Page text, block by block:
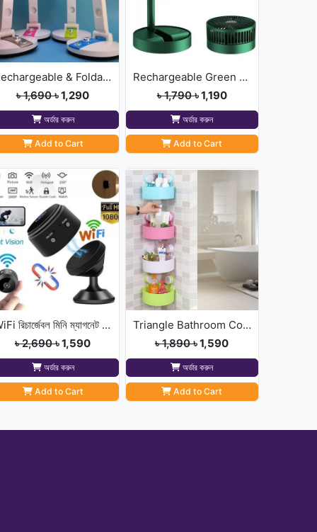
Rechargeable & Foldable Fan with Light
৳ 1,690৳ 1,290
অর্ডার করুন
Add to Cart
Rechargeable Green Fan-1200 MAh Battery
৳ 1,790৳ 1,190
অর্ডার করুন
Add to Cart
WiFi রিচার্জেবল মিনি ম্যাগনেট ক্যামেরা
৳ 2,690৳ 1,590
অর্ডার করুন
Add to Cart
Triangle Bathroom Corner
৳ 1,890৳ 1,590
অর্ডার করুন
Add to Cart